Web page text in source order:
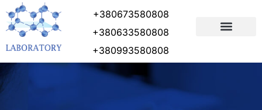
+380673580808
+380633580808
+380993580808